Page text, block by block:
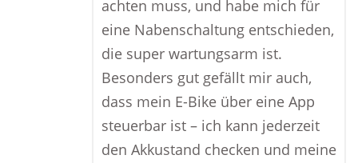
achten muss, und habe mich für
eine Nabenschaltung entschieden,
die super wartungsarm ist.
Besonders gut gefällt mir auch,
dass mein E-Bike über eine App
steuerbar ist – ich kann jederzeit
den Akkustand checken und meine